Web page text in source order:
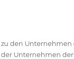
den
Unternehmen der